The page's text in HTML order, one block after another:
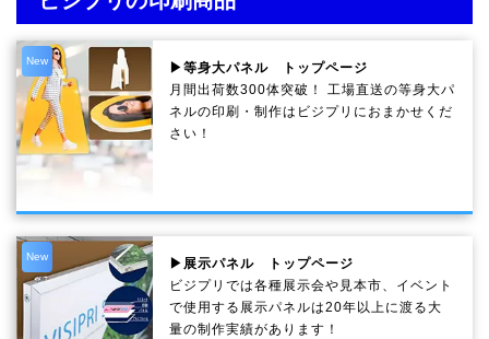
New
▶等身大パネル トップページ
月間出荷数300体突破！ 工場直送の等身大パ
ネルの印刷・制作は ビジプリ におまかせくだ
さい！
New
▶展示パネル トップページ
ビジプリでは各種展示会や見本市、イベント
で使用する展示パネルは20年以上に渡る大
量の制作実績があります！